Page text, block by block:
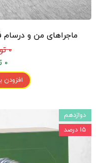
ماجراهای من و
۰ تومان
۰ تومان
افزودن
دوازدهم
۱۵ درصد